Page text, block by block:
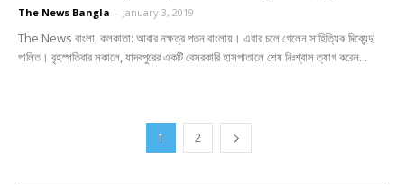
The News Bangla - January 3, 2019
The News বাংলা, কলকাতা: আবার নক্ষত্র পতন বাংলায়। এবার চলে গেলেন সাহিত্যিক দিব্যেন্দু
পালিত। বৃহস্পতিবার সকালে, যাদবপুরের একটি বেসরকারি হাসপাতালে শেষ নিঃশ্বাস ত্যাগ করেন...
1 2